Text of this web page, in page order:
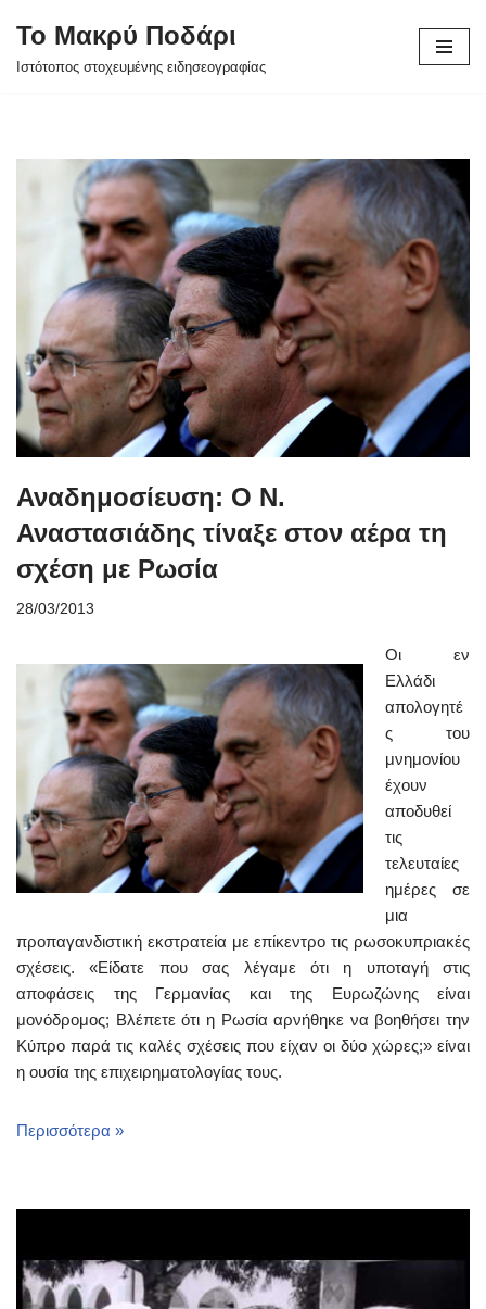
Μεταπηδήστε
Το Μακρύ Ποδάρι
Ιστότοπος στοχευμένης ειδησεογραφίας
Αναδημοσίευση: Ο Ν.
Αναστασιάδης τίναξε στον αέρα τη
σχέση με Ρωσία
28/03/2013
Οι εν
Ελλάδι
απολογητέ
ς του
μνημονίου
έχουν
αποδυθεί
τις
τελευταίες
ημέρες σε
μια
προπαγανδιστική εκστρατεία με επίκεντρο τις ρωσοκυπριακές
σχέσεις. «Είδατε που σας λέγαμε ότι η υποταγή στις
αποφάσεις της Γερμανίας και της Ευρωζώνης είναι
μονόδρομος; Βλέπετε ότι η Ρωσία αρνήθηκε να βοηθήσει την
Κύπρο παρά τις καλές σχέσεις που είχαν οι δύο χώρες;» είναι
η ουσία της επιχειρηματολογίας τους.
Περισσότερα »